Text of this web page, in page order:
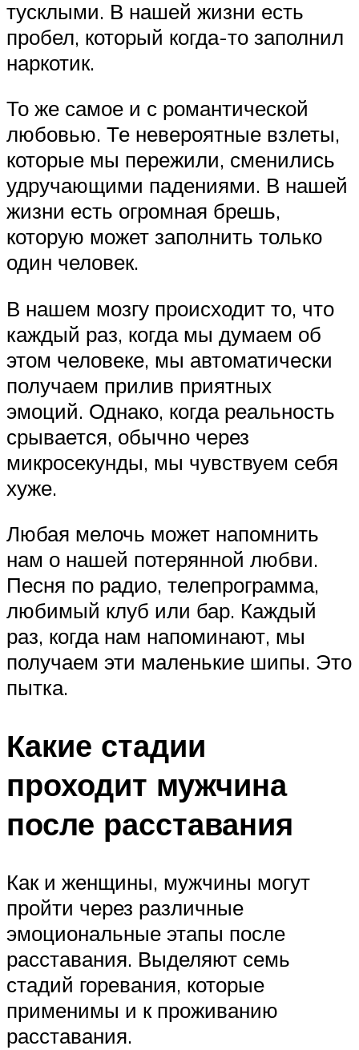
тусклыми. В нашей жизни есть
пробел, который когда-то заполнил
наркотик.
То же самое и с романтической
любовью. Те невероятные взлеты,
которые мы пережили, сменились
удручающими падениями. В нашей
жизни есть огромная брешь,
которую может заполнить только
один человек.
В нашем мозгу происходит то, что
каждый раз, когда мы думаем об
этом человеке, мы автоматически
получаем прилив приятных
эмоций. Однако, когда реальность
срывается, обычно через
микросекунды, мы чувствуем себя
хуже.
Любая мелочь может напомнить
нам о нашей потерянной любви.
Песня по радио, телепрограмма,
любимый клуб или бар. Каждый
раз, когда нам напоминают, мы
получаем эти маленькие шипы. Это
пытка.
Какие стадии
проходит мужчина
после расставания
Как и женщины, мужчины могут
пройти через различные
эмоциональные этапы после
расставания. Выделяют семь
стадий горевания, которые
применимы и к проживанию
расставания.